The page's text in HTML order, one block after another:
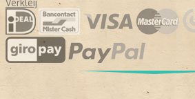
Verkleij